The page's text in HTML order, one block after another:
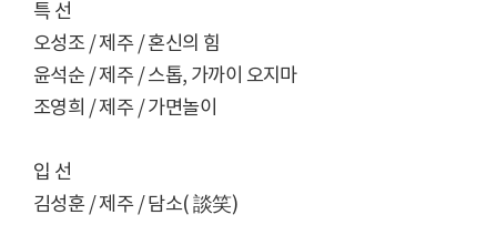
특 선
오성조 / 제주 / 혼신의 힘
윤석순 / 제주 / 스톱, 가까이 오지마
조영희 / 제주 / 가면놀이
입 선
김성훈 / 제주 / 담소( 談笑)